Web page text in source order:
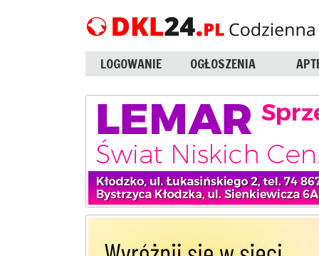
LOGOWANIE OGŁOSZENIA